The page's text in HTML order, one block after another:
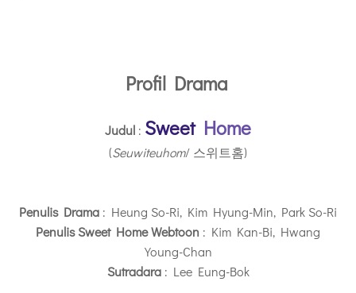
Profil Drama
Judul : Sweet Home
(Seuwiteuhom/ 스위트홈)
Penulis Drama : Heung So-Ri, Kim Hyung-Min, Park So-Ri
Penulis Sweet Home Webtoon : Kim Kan-Bi, Hwang
Young-Chan
Sutradara : Lee Eung-Bok